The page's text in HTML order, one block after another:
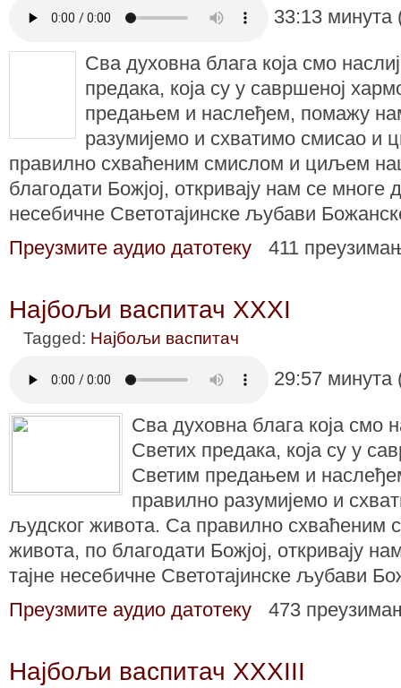
33:13
Сва духовна блага која смо
предака, која су у савршеној
предањем и наслеђем, помажу
разумијемо и схватимо смисао и
правилно схваћеним смислом и циљем
благодати Божјој, откривају нам се многе
несебичне Светотајинске љубави
Преузмите аудио датотеку
411
Најбољи васпитач XXXI
Tagged: Најбољи васпитач
29:57
Сва духовна блага која смо
Светих предака, која су у
Светим предањем и
правилно разумијемо и
људског живота. Са правилно
живота, по благодати Божјој, откривају
тајне несебичне Светотајинске љубави
Преузмите аудио датотеку
473
Најбољи васпитач XXXIII